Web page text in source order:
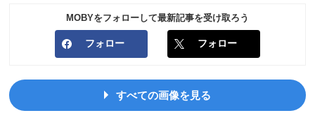
MOBYをフォローして最新記事を受け取ろう
フォロー フォロー
すべての画像を見る